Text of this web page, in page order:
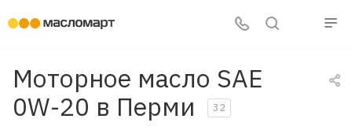
Моторное масло SAE
0W-20 в Перми
32